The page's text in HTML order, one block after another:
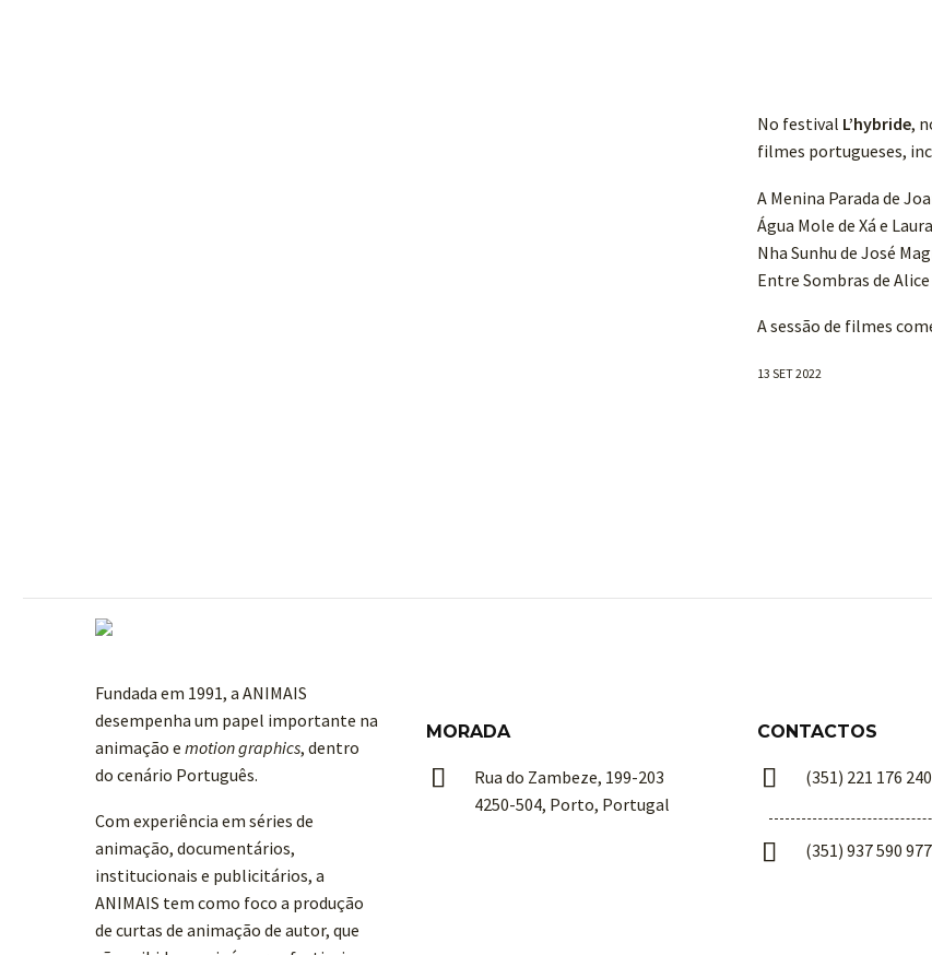
No festival L’hybride,
filmes portugueses,
A Menina Parada de
Água Mole de Xá e
Nha Sunhu de José
Entre Sombras de
A sessão de filmes
13 SET 2022
Fundada em 1991, a ANIMAIS
desempenha um papel importante na
animação e motion graphics, dentro
do cenário Português.
Com experiência em séries de
animação, documentários,
institucionais e publicitários, a
ANIMAIS tem como foco a produção
de curtas de animação de autor, que
MORADA


Rua do Zambeze, 199-203
4250-504, Porto, Portugal
CONTACTOS

 (351) 221 176 240

 (351) 937 590 977